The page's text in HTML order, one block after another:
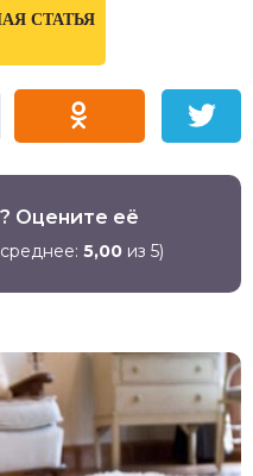
СТАТЬЯ
Оцените её
5,00из 5)